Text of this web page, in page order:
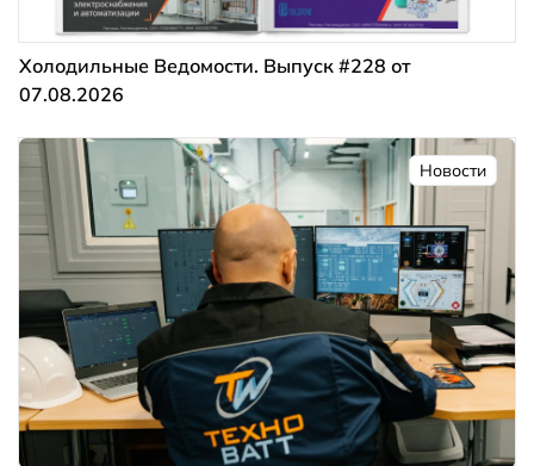
Холодильные Ведомости. Выпуск #228 от
07.08.2026
Новости